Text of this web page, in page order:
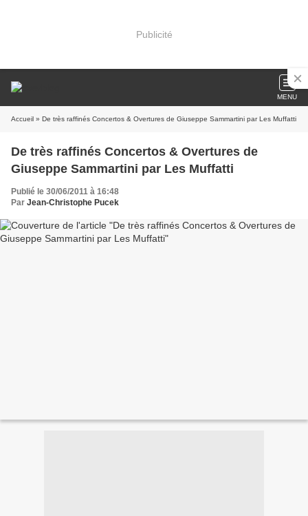
Publicité
MENU
Accueil » De très raffinés Concertos & Overtures de Giuseppe Sammartini par Les Muffatti
De très raffinés Concertos & Overtures de
Giuseppe Sammartini par Les Muffatti
Publié le 30/06/2011 à 16:48
Par Jean-Christophe Pucek